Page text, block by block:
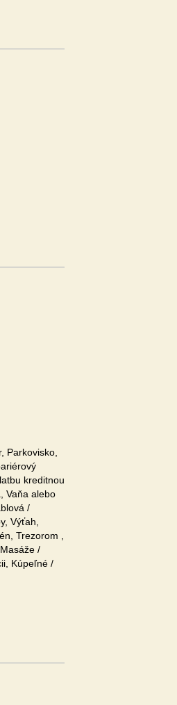
Parkovisko,
kreditnou
Vaňa alebo
/
Výťah,
Trezorom ,
/
Kúpeľné /